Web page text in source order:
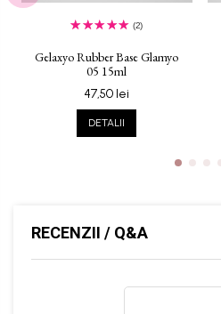
(2)
Gelaxyo Rubber Base Glamyo
05 15ml
47,50 lei
DETALII
RECENZII / Q&A